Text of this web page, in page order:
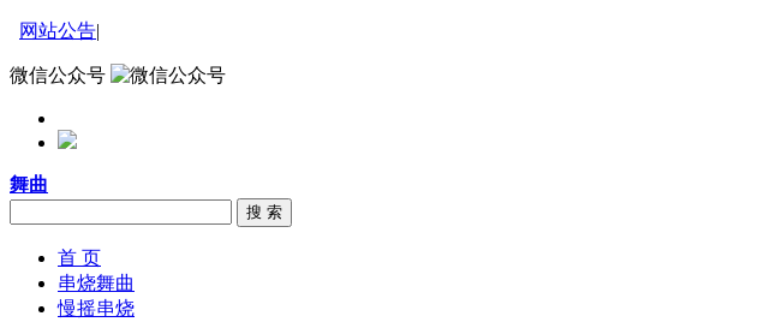
网站公告|
微信公众号
舞曲
搜 索
首 页
串烧舞曲
慢摇串烧